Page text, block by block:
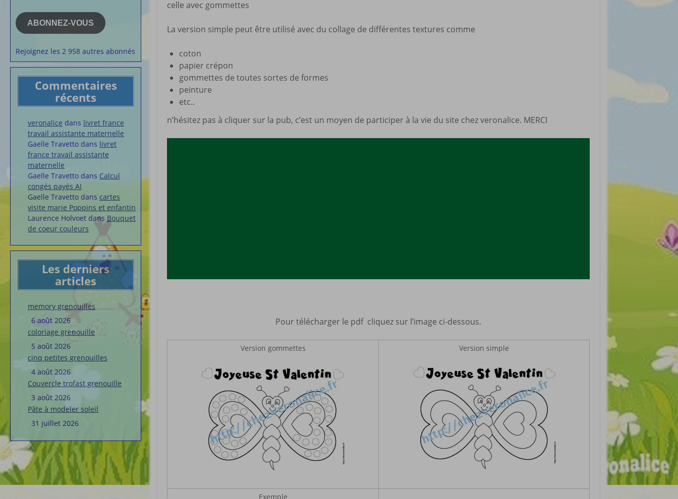
la semaine
Articles chez
mail
ABONNEZ-VOUS
Rejoignez les 2 958 autres abonnés
Commentaires
récents
veronalice dans livret france
travail assistante maternelle
Gaelle Travetto dans livret
france travail assistante
maternelle
Gaelle Travetto dans Calcul
congés payés AI
Gaelle Travetto dans cartes
visite marie Poppins et enfantin
Laurence Holvoet dans Bouquet
de coeur couleurs
Les derniers
articles
memory grenouilles
6 août 2026
coloriage grenouille
5 août 2026
cinq petites grenouilles
4 août 2026
Couvercle trofast grenouille
3 août 2026
Pâte à modeler soleil
31 juillet 2026
celle avec gommettes
La version simple peut être utilisé avec du collage de différentes textures comme
coton
papier crépon
gommettes de toutes sortes de formes
peinture
etc..
n’hésitez pas à cliquer sur la pub, c’est un moyen de participer à la vie du site chez veronalice. MERCI
Pour télécharger le pdf cliquez sur l’image ci-dessous.
Version gommettes Version simple
Exemple